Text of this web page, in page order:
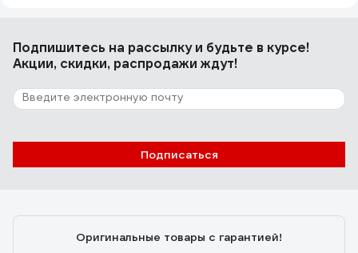
Подпишитесь на рассылкуи будьте в курсе!
Акции, скидки, распродажи ждут!
Подписаться
Оригинальные товары с гарантией!